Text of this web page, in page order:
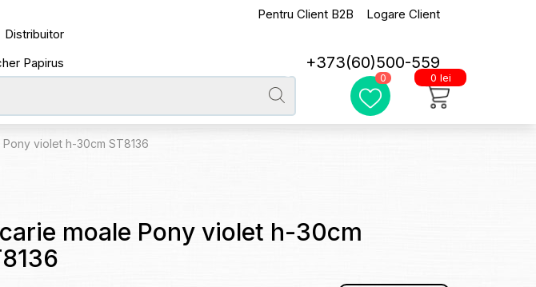
Distribuitor
Papirus
Pentru Client B2B Logare Client
+373(60)500-559
0 0 lei
violet h-30cm ST8136
moale Pony violet h-30cm